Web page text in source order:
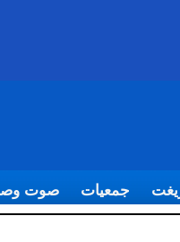
جمعيات صوت